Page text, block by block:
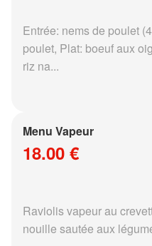
Entrée: nems de poulet
poulet, Plat: boeuf aux
riz na...
Menu Vapeur
18.00 €
Raviolis vapeur au
nouille sautée aux